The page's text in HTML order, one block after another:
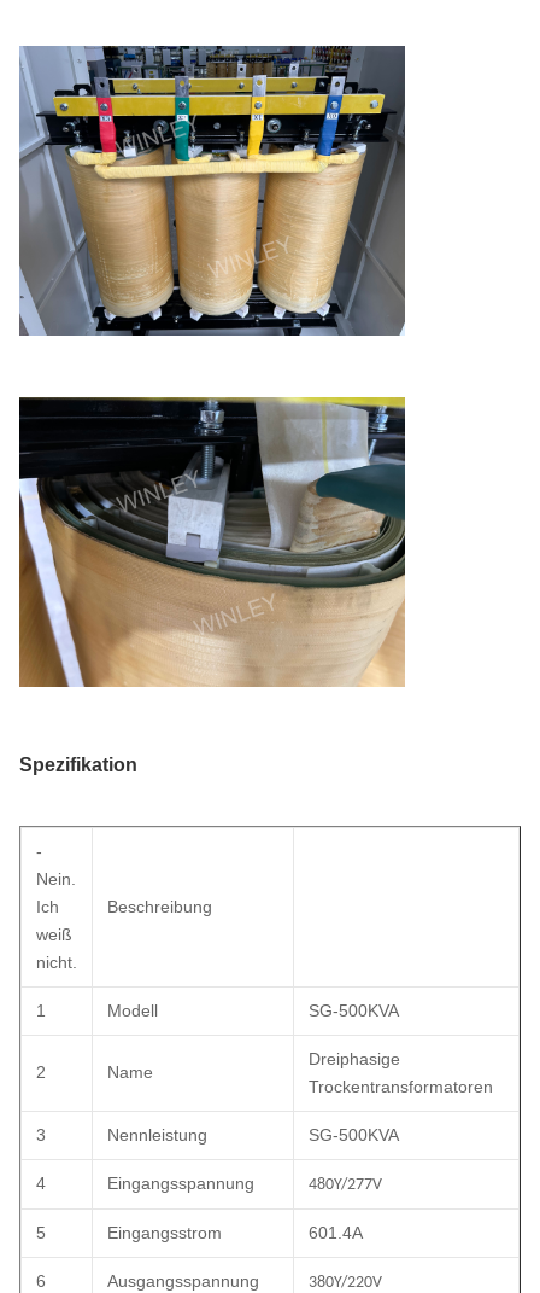
Spezifikation
-
Nein.
Ich
weiß
nicht.
Beschreibung
1 Modell SG-500KVA
2 Name
Dreiphasige
Trockentransformatoren
3 Nennleistung SG-500KVA
4 Eingangsspannung 480Y/277V
5 Eingangsstrom 601.4A
6 Ausgangsspannung 380Y/220V